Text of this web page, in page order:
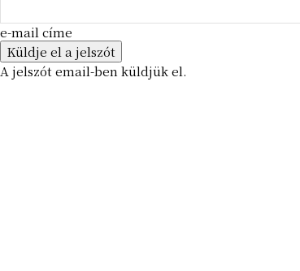
e-mail címe
A jelszót email-ben küldjük el.